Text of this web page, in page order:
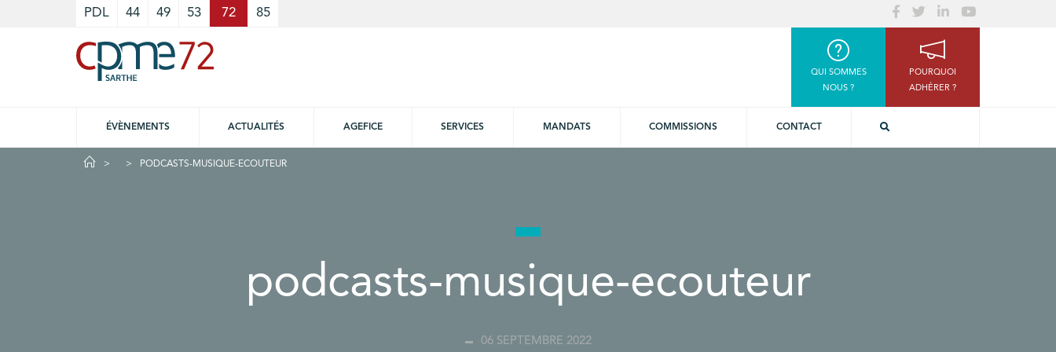
PDL 44 49 53 72 85
QUI SOMMES
NOUS ?
POURQUOI
ADHÉRER ?
ÉVÈNEMENTS ACTUALITÉS AGEFICE SERVICES MANDATS COMMISSIONS CONTACT
PODCASTS-MUSIQUE-ECOUTEUR
podcasts-musique-ecouteur
06 SEPTEMBRE 2022
Cookies management panel